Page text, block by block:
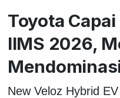
Toyota
IIMS 2026,
New Veloz Hybrid